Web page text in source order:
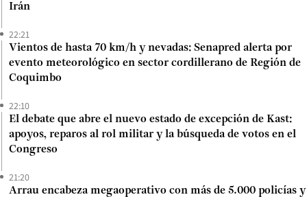
Irán
22:21
Vientos de hasta 70 km/h y nevadas: Senapred alerta por
evento meteorológico en sector cordillerano de Región de
Coquimbo
22:10
El debate que abre el nuevo estado de excepción de Kast:
apoyos, reparos al rol militar y la búsqueda de votos en el
Congreso
21:20
Arrau encabeza megaoperativo con más de 5.000 policías y